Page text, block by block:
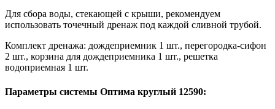
Для сбора воды, стекающей с крыши, рекомендуем
использовать точечный дренаж под каждой сливной трубой.
Комплект дренажа: дождеприемник 1 шт., перегородка-сифон
2 шт., корзина для дождеприемника 1 шт., решетка
водоприемная 1 шт.
Параметры системы Оптима круглый 12590: